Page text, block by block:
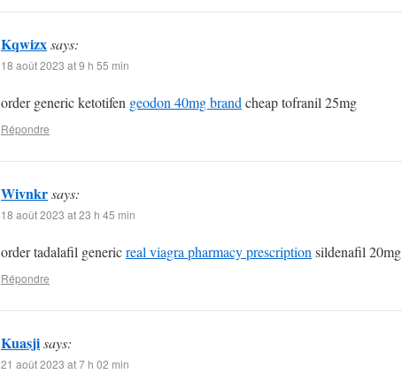
Kqwizxsays:
18 août 2023 at 9 h 55 min
order generic ketotifen geodon 40mg brand cheap tofranil 25mg
Répondre
Wivnkrsays:
18 août 2023 at 23 h 45 min
order tadalafil genericreal viagra pharmacy prescription sildenafil 20mg
Répondre
Kuasjisays:
21 août 2023 at 7 h 02 min